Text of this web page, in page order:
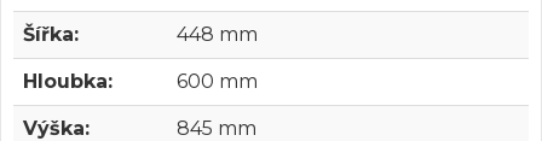
Šířka: 448 mm
Hloubka: 600 mm
Výška: 845 mm